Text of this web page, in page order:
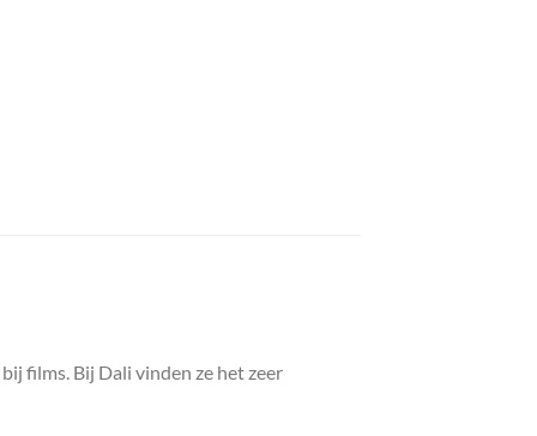
films. Bij Dali vinden ze het zeer